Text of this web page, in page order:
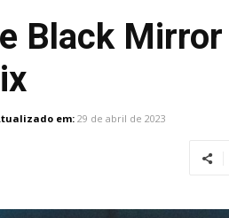
Black
em: 29 de abril de 2023